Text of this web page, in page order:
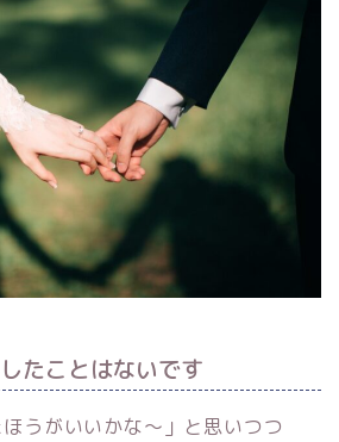
たことはないです
ほうがいいかな〜」と思いつつ